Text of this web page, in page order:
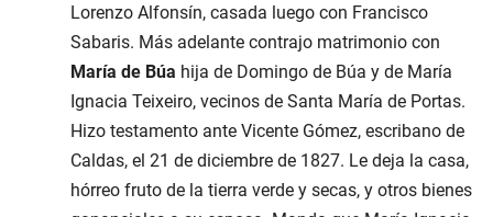
Lorenzo Alfonsín, casada luego con Francisco
Sabaris. Más adelante contrajo matrimonio con
María de Búa hija de Domingo de Búa y de María
Ignacia Teixeiro, vecinos de Santa María de Portas.
Hizo testamento ante Vicente Gómez, escribano de
Caldas, el 21 de diciembre de 1827. Le deja la casa,
hórreo fruto de la tierra verde y secas, y otros bienes